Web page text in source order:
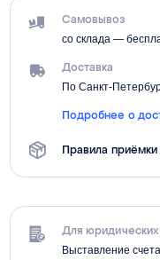
Самовывоз
со склада —
Доставка
По Санкт-
Подробнее о
Правила приёмки
Для
Выставление